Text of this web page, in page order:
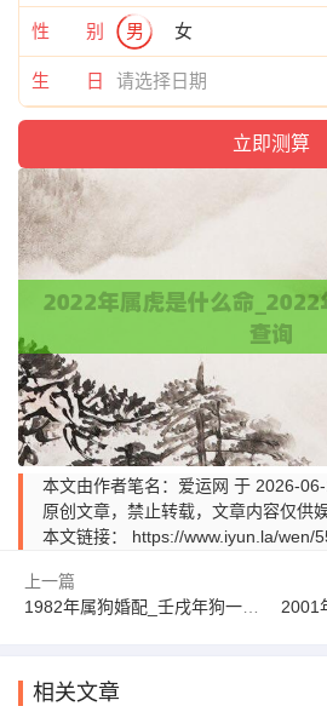
性 别 男 女
生 日
本文由作者笔名：爱运网 于 2026-
原创文章，禁止转载，文章内容仅供
本文链接： https://www.iyun.la/wen/
上一篇
1982年属狗婚配_壬戌年狗一生命运详解
2001年属
相关文章